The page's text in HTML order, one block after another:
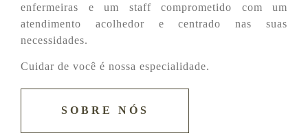
enfermeiras e um staff comprometido com um
atendimento acolhedor e centrado nas suas
necessidades.
Cuidar de você é nossa especialidade.
SOBRE NÓS